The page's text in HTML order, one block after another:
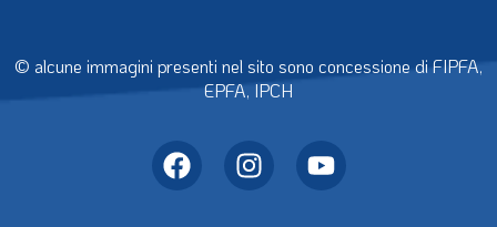
© alcune immagini presenti nel sito sono concessione di FIPFA,
EPFA, IPCH